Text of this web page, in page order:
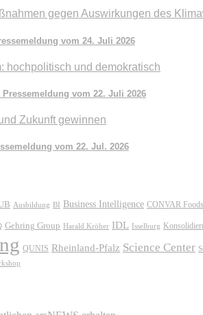
gegen Auswirkungen des
vom 24. Juli 2026
hochpolitisch und demokratisch
Pressemeldung vom 22. Juli 2026
Zukunft gewinnen
vom 22. Jul. 2026
Ausbildung BI Business Intelligence CONVAR Foods
Gehring Group Harald Kröher IDL Isselburg
QUNIS Rheinland-Pfalz Science Center